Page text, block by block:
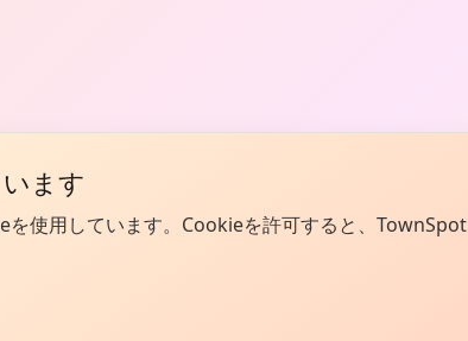
ます
使用しています。Cookieを許可すると、TownSpot